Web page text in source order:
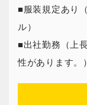
■服装規定あり
ル）
■出社勤務（上
性があります。）